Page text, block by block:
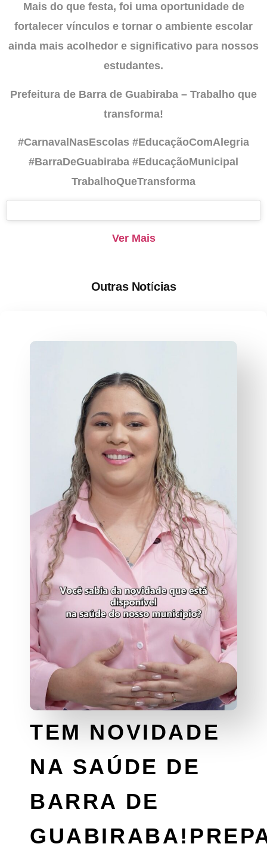
Mais do que festa, foi uma oportunidade de
fortalecer vínculos e tornar o ambiente escolar
ainda mais acolhedor e significativo para nossos
estudantes.
Prefeitura de Barra de Guabiraba – Trabalho que
transforma!
#CarnavalNasEscolas #EducaçãoComAlegria
#BarraDeGuabiraba #EducaçãoMunicipal
TrabalhoQueTransforma
Ver Mais
Outras Notícias
TEM NOVIDADE
NA SAÚDE DE
BARRA DE